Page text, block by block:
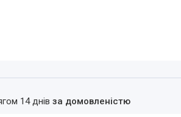
14 днівза домовленістю